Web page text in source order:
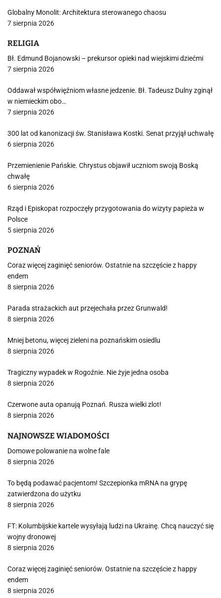
Globalny Monolit: Architektura sterowanego chaosu
7 sierpnia 2026
RELIGIA
Bł. Edmund Bojanowski – prekursor opieki nad wiejskimi dziećmi
7 sierpnia 2026
Oddawał współwięźniom własne jedzenie. Bł. Tadeusz Dulny zginął
w niemieckim obo…
7 sierpnia 2026
300 lat od kanonizacji św. Stanisława Kostki. Senat przyjął uchwałę
6 sierpnia 2026
Przemienienie Pańskie. Chrystus objawił uczniom swoją Boską
chwałę
6 sierpnia 2026
Rząd i Episkopat rozpoczęły przygotowania do wizyty papieża w
Polsce
5 sierpnia 2026
POZNAŃ
Coraz więcej zaginięć seniorów. Ostatnie na szczęście z happy
endem
8 sierpnia 2026
Parada strażackich aut przejechała przez Grunwald!
8 sierpnia 2026
Mniej betonu, więcej zieleni na poznańskim osiedlu
8 sierpnia 2026
Tragiczny wypadek w Rogoźnie. Nie żyje jedna osoba
8 sierpnia 2026
Czerwone auta opanują Poznań. Rusza wielki zlot!
8 sierpnia 2026
NAJNOWSZE WIADOMOŚCI
Domowe polowanie na wolne fale
8 sierpnia 2026
To będą podawać pacjentom! Szczepionka mRNA na grypę
zatwierdzona do użytku
8 sierpnia 2026
FT: Kolumbijskie kartele wysyłają ludzi na Ukrainę. Chcą nauczyć się
wojny dronowej
8 sierpnia 2026
Coraz więcej zaginięć seniorów. Ostatnie na szczęście z happy
endem
8 sierpnia 2026